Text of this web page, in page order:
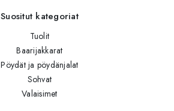
Suositut kategoriat
Tuolit
Baarijakkarat
Pöydät ja pöydänjalat
Sohvat
Valaisimet